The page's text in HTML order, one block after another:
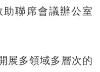
聯席會議辦公室
多領域多層次的